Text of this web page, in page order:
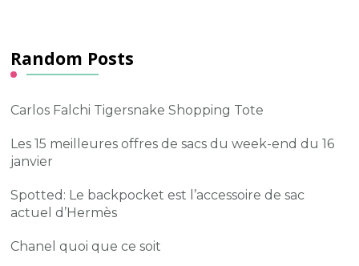
Random Posts
Carlos Falchi Tigersnake Shopping Tote
Les 15 meilleures offres de sacs du week-end du 16
janvier
Spotted: Le backpocket est l’accessoire de sac
actuel d’Hermès
Chanel quoi que ce soit